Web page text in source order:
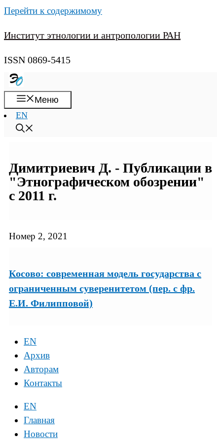
Перейти к содержимому
Институт этнологии и антропологии РАН
ISSN 0869-5415
Меню
EN
Димитриевич Д. - Публикации в
"Этнографическом обозрении"
с 2011 г.
Номер 2, 2021
Косово: современная модель государства с
ограниченным суверенитетом (пер. с фр.
Е.И. Филипповой)
EN
Архив
Авторам
Контакты
EN
Главная
Новости